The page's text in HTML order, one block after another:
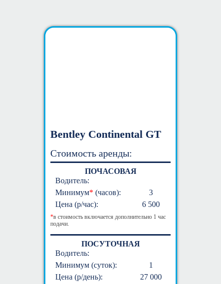
Bentley Continental GT
Стоимость аренды:
ПОЧАСОВАЯ
Водитель:
Минимум* (часов):
3
Цена (р/час):
6 500
*в стоимость включается дополнительно 1 час
подачи.
ПОСУТОЧНАЯ
Водитель:
Минимум (суток):
1
Цена (р/день):
27 000